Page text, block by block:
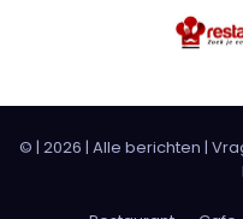
© | 2026 | Alle berichten |